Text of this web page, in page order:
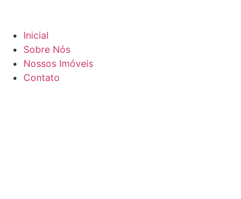
Inicial
Sobre Nós
Nossos Imóveis
Contato